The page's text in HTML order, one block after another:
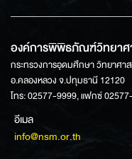
องค์การพิพิธภัณฑ์วิทยาศ
กระทรวงการอุดมศึกษา วิทยาศา
อ.คลองหลวง จ.ปทุมธานี 12120
โทร: 02577-9999, แฟกซ์
อีเมล
info@nsm.or.th